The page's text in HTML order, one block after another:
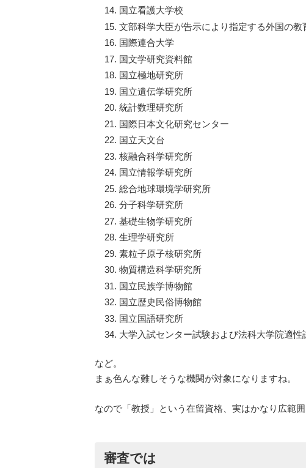
国立看護大学校
文部科学大臣が告示により指定する外国の教
国際連合大学
国文学研究資料館
国立極地研究所
国立遺伝学研究所
統計数理研究所
国際日本文化研究センター
国立天文台
核融合科学研究所
国立情報学研究所
総合地球環境学研究所
分子科学研究所
基礎生物学研究所
生理学研究所
素粒子原子核研究所
物質構造科学研究所
国立民族学博物館
国立歴史民俗博物館
国立国語研究所
大学入試センター試験および法科大学院適性
など。
まぁ色んな難しそうな機関が対象になりますね。
なので「教授」という在留資格、実はかなり広範
審査では